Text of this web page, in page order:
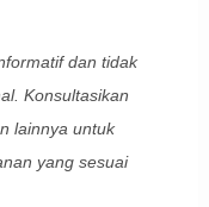
dan tidak
Konsultasikan
lainnya untuk
yang sesuai